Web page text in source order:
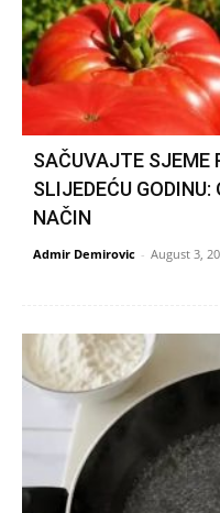
SAČUVAJTE SJEME
SLIJEDEĆU
NAČIN
Admir Demirovic - August 3,